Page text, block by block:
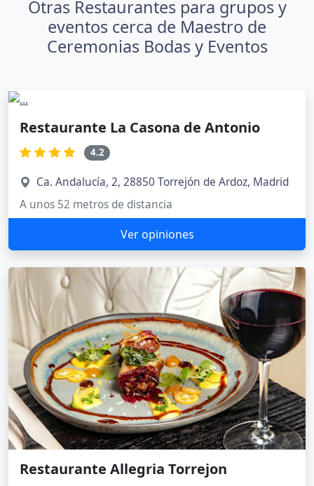
Otras Restaurantes para grupos y
eventos cerca de Maestro de
Ceremonias Bodas y Eventos
Restaurante La Casona de Antonio
4.2
Ca. Andalucía, 2, 28850 Torrejón de Ardoz, Madrid
A unos 52 metros de distancia
Ver opiniones
Restaurante Allegria Torrejon